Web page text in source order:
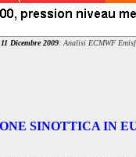
11 Dicembre 2009: Analisi ECMWF
SINOTTICA IN